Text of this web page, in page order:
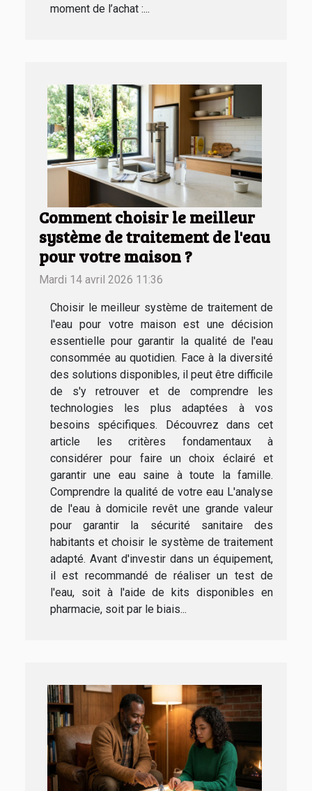
moment de l’achat :...
Comment choisir le meilleur
système de traitement de l'eau
pour votre maison ?
Mardi 14 avril 2026 11:36
Choisir le meilleur système de traitement de
l'eau pour votre maison est une décision
essentielle pour garantir la qualité de l'eau
consommée au quotidien. Face à la diversité
des solutions disponibles, il peut être difficile
de s'y retrouver et de comprendre les
technologies les plus adaptées à vos
besoins spécifiques. Découvrez dans cet
article les critères fondamentaux à
considérer pour faire un choix éclairé et
garantir une eau saine à toute la famille.
Comprendre la qualité de votre eau L'analyse
de l'eau à domicile revêt une grande valeur
pour garantir la sécurité sanitaire des
habitants et choisir le système de traitement
adapté. Avant d'investir dans un équipement,
il est recommandé de réaliser un test de
l'eau, soit à l'aide de kits disponibles en
pharmacie, soit par le biais...